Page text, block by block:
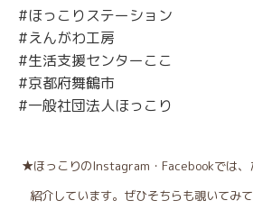
#ほっこりステーション
#えんがわ工房
#生活支援センターここ
#京都府舞鶴市
#一般社団法人ほっこり
★ほっこりのInstagram・Facebookでは、
紹介しています。ぜひそちらも覗いてみて